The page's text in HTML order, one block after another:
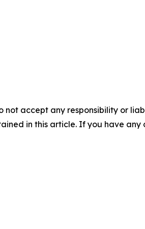
not accept any responsibility or
in this article. If you have any